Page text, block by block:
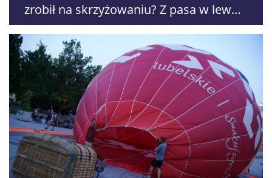
zrobił na skrzyżowaniu? Z pasa w lewo,
pojechał w prawo